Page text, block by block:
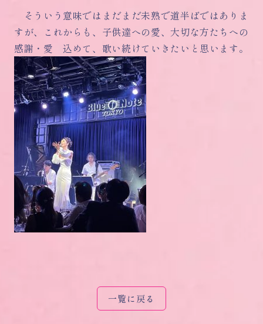
そういう意味ではまだまだ未熟で道半ばではありま
すが、これからも、子供達への愛、大切な方たちへの
感謝・愛 込めて、歌い続けていきたいと思います。
一覧に戻る